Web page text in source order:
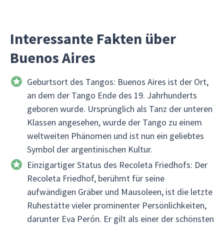
Interessante Fakten über
Buenos Aires
Geburtsort des Tangos: Buenos Aires ist der Ort,
an dem der Tango Ende des 19. Jahrhunderts
geboren wurde. Ursprünglich als Tanz der unteren
Klassen angesehen, wurde der Tango zu einem
weltweiten Phänomen und ist nun ein geliebtes
Symbol der argentinischen Kultur.
Einzigartiger Status des Recoleta Friedhofs: Der
Recoleta Friedhof, berühmt für seine
aufwändigen Gräber und Mausoleen, ist die letzte
Ruhestätte vieler prominenter Persönlichkeiten,
darunter Eva Perón. Er gilt als einer der schönsten